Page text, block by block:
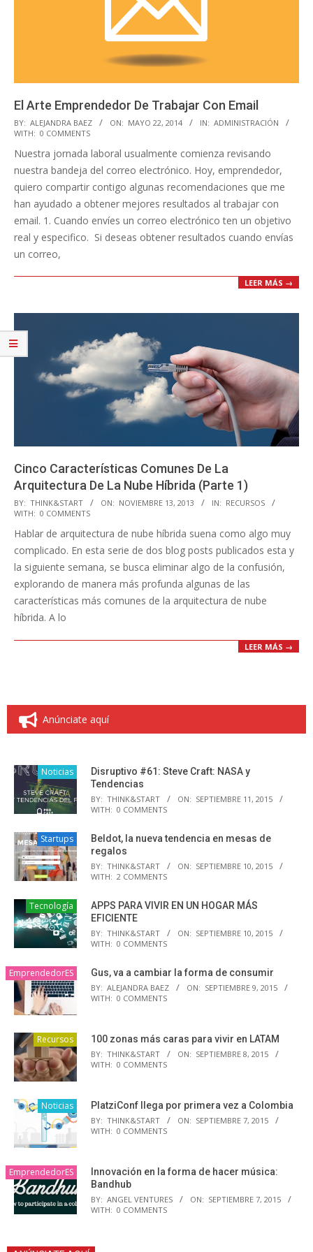
El Arte Emprendedor De Trabajar Con Email
2014-
05-
22
BY: ALEJANDRA BAEZ ON: MAYO 22, 2014 IN: ADMINISTRACIÓN
WITH: 0 COMMENTS
Nuestra jornada laboral usualmente comienza revisando
nuestra bandeja del correo electrónico. Hoy, emprendedor,
quiero compartir contigo algunas recomendaciones que me
han ayudado a obtener mejores resultados al trabajar con
email. 1. Cuando envíes un correo electrónico ten un objetivo
real y especifico. Si deseas obtener resultados cuando envías
un correo,
LEER MÁS →
Cinco Características Comunes De La
Arquitectura De La Nube Híbrida (Parte 1)
2013-
11-
13
BY: THINK&START ON: NOVIEMBRE 13, 2013 IN: RECURSOS
WITH: 0 COMMENTS
Hablar de arquitectura de nube híbrida suena como algo muy
complicado. En esta serie de dos blog posts publicados esta y
la siguiente semana, se busca eliminar algo de la confusión,
explorando de manera más profunda algunas de las
características más comunes de la arquitectura de nube
híbrida. A lo
LEER MÁS →
Anúnciate aquí
Noticias
Disruptivo #61: Steve Craft: NASA y
Tendencias
BY: THINK&START ON: SEPTIEMBRE 11, 2015
WITH: 0 COMMENTS
Startups
Beldot, la nueva tendencia en mesas de
regalos
BY: THINK&START ON: SEPTIEMBRE 10, 2015
WITH: 2 COMMENTS
Tecnología
APPS PARA VIVIR EN UN HOGAR MÁS
EFICIENTE
BY: THINK&START ON: SEPTIEMBRE 10, 2015
WITH: 0 COMMENTS
EmprendedorES Gus, va a cambiar la forma de consumir
BY: ALEJANDRA BAEZ ON: SEPTIEMBRE 9, 2015
WITH: 0 COMMENTS
Recursos 100 zonas más caras para vivir en LATAM
BY: THINK&START ON: SEPTIEMBRE 8, 2015
WITH: 0 COMMENTS
Noticias PlatziConf llega por primera vez a Colombia
BY: THINK&START ON: SEPTIEMBRE 7, 2015
WITH: 0 COMMENTS
EmprendedorES
Innovación en la forma de hacer música:
Bandhub
BY: ANGEL VENTURES ON: SEPTIEMBRE 7, 2015
WITH: 0 COMMENTS